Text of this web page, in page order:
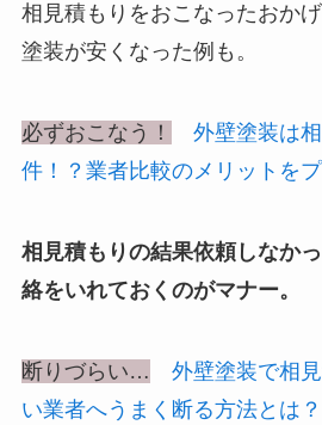
相見積もりをおこなったおか
塗装が安くなった例も。
必ずおこなう！
外壁塗装は
件！？業者比較のメリットをプ
相見積もりの結果依頼しなか
絡をいれておくのがマナー。
断りづらい…
外壁塗装で相
い業者へうまく断る方法とは？